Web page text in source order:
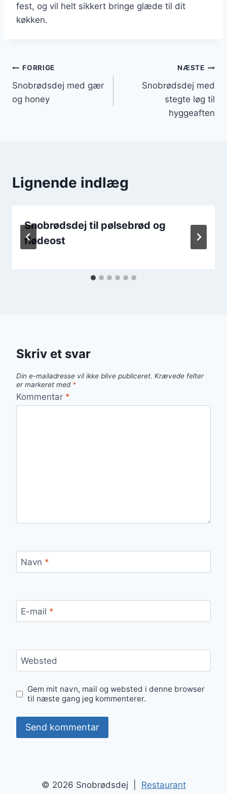
fest, og vil helt sikkert bringe glæde til dit
køkken.
Indlægsnavigation
FORRIGE
Snobrødsdej med gær
og honey
NÆSTE
Snobrødsdej med
stegte løg til
hyggeaften
Lignende indlæg
Snobrødsdej til pølsebrød og
flødeost
Skriv et svar
Din e-mailadresse vil ikke blive publiceret. Krævede felter
er markeret med *
Kommentar *
Navn *
E-mail *
Websted
Gem mit navn, mail og websted i denne browser
til næste gang jeg kommenterer.
© 2026 Snobrødsdej | Restaurant